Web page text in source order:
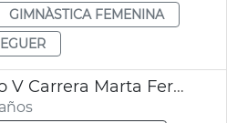
GIMNÀSTICA FEMENINA
Dispositivo tráfico V Carrera Marta Fernández